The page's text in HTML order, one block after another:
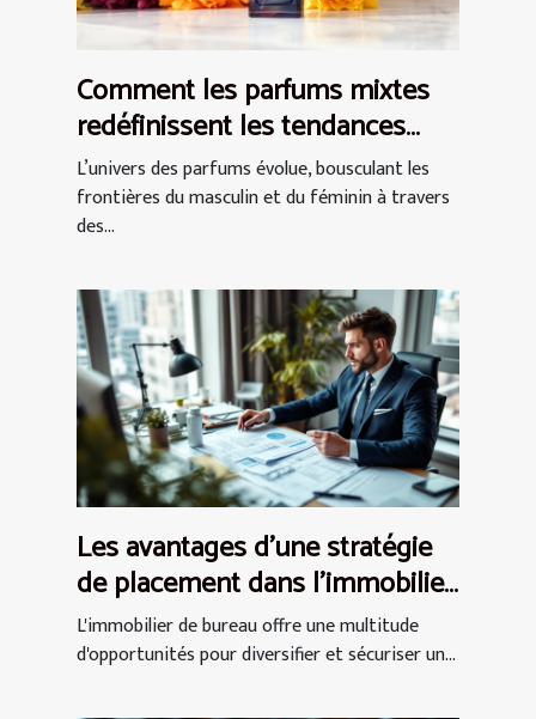
Comment les parfums mixtes
redéfinissent les tendances
olfactives actuelles ?
L’univers des parfums évolue, bousculant les
frontières du masculin et du féminin à travers
des...
Les avantages d'une stratégie
de placement dans l'immobilier
de bureau
L'immobilier de bureau offre une multitude
d'opportunités pour diversifier et sécuriser un...